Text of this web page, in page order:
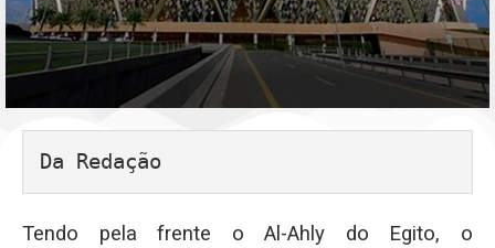
Da Redação
Tendo pela frente o Al-Ahly do Egito, o